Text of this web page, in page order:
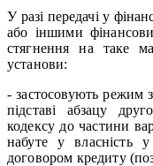
У разі передачі у
або іншими
стягнення на таке
установи:
- застосовують режим
підставі абзацу
кодексу до частини
набуте у власність
договором кредиту